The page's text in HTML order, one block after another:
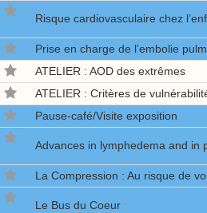
Risque cardiovasculaire chez
Prise en charge de l’embolie
ATELIER : AOD des extrêmes
ATELIER : Critères de
Pause-café/Visite exposition
Advances in lymphedema and in
La Compression : Au risque de
Le Bus du Coeur